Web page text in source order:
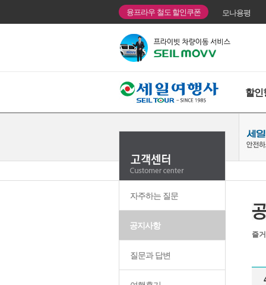
융프라우 철도 할인쿠폰 모나용평
할인
자주하는 질문
공지사항
질문과 답변
즐